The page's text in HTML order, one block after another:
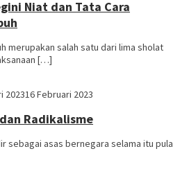
Niat dan Tata Cara
merupakan salah satu dari lima sholat
[…]
202316 Februari 2023
Radikalisme
sebagai asas bernegara selama itu pula